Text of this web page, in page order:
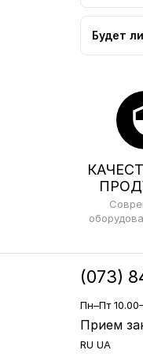
Будет
(073)
Пн–Пт
Прием
RU UA